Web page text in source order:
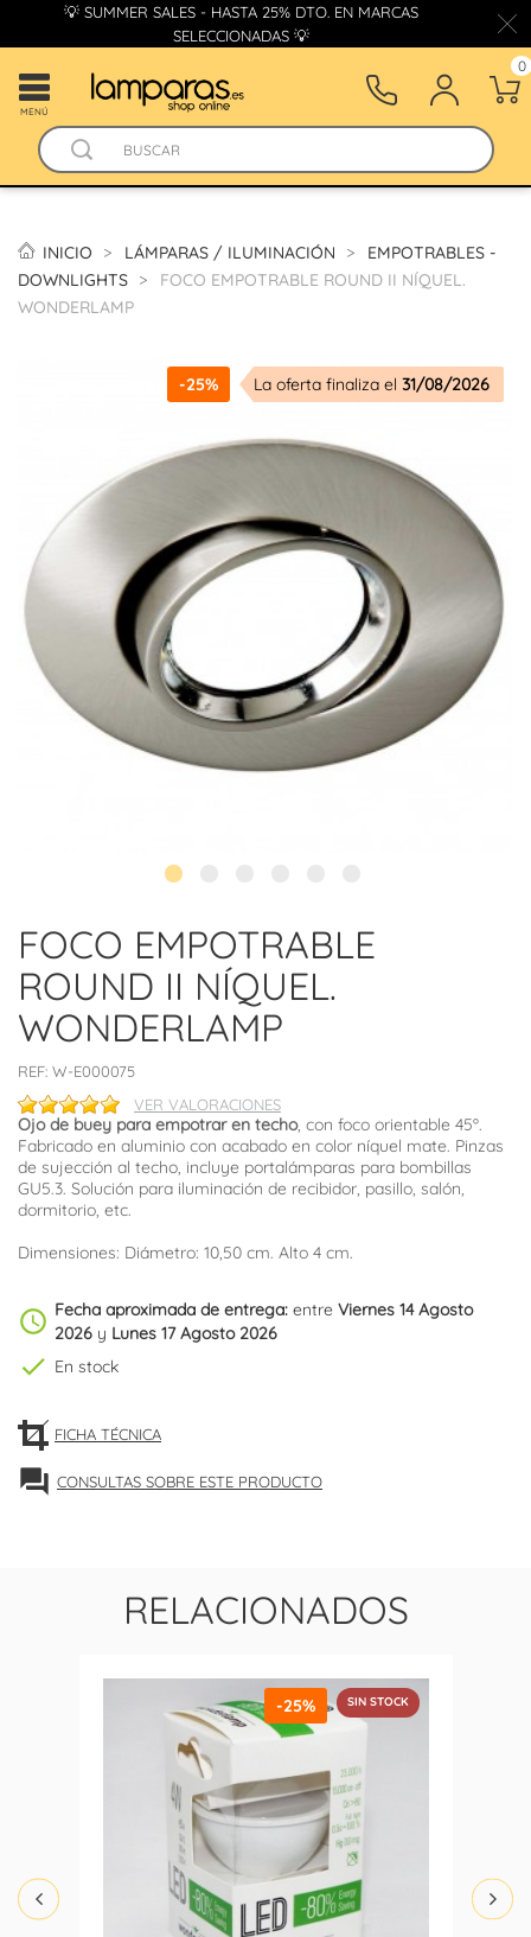
💡 SUMMER SALES - HASTA 25% DTO. EN MARCAS
SELECCIONADAS 💡
MENÚ
0
INICIO LÁMPARAS / ILUMINACIÓN
EMPOTRABLES -
DOWNLIGHTS
FOCO EMPOTRABLE ROUND II NÍQUEL.
WONDERLAMP
-25% La oferta finaliza el 31/08/2026
FOCO EMPOTRABLE
ROUND II NÍQUEL.
WONDERLAMP
REF: W-E000075
VER VALORACIONES
Ojo de buey para empotrar en techo, con foco orientable 45º.
Fabricado en aluminio con acabado en color níquel mate. Pinzas
de sujección al techo, incluye portalámparas para bombillas
GU5.3. Solución para iluminación de recibidor, pasillo, salón,
dormitorio, etc.
Dimensiones: Diámetro: 10,50 cm. Alto 4 cm.
schedule Fecha aproximada de entrega: entre Viernes 14 Agosto
2026 y Lunes 17 Agosto 2026
check En stock
FICHA TÉCNICA
forum CONSULTAS SOBRE ESTE PRODUCTO
RELACIONADOS
-25% SIN STOCK